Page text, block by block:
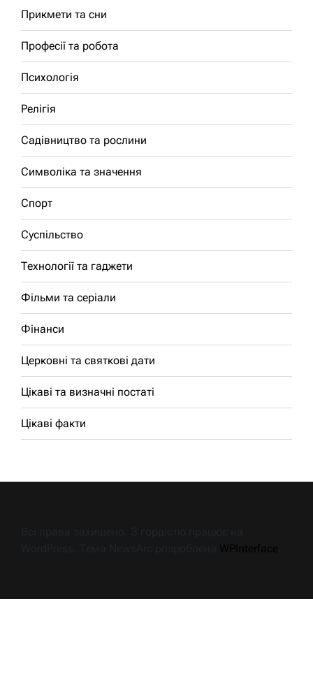
Прикмети та сни
Професії та робота
Психологія
Релігія
Садівництво та рослини
Символіка та значення
Спорт
Суспільство
Технології та гаджети
Фільми та серіали
Фінанси
Церковні та святкові дати
Цікаві та визначні постаті
Цікаві факти